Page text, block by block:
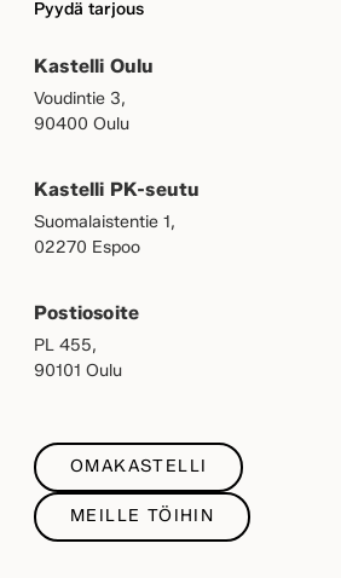
Pyydä tarjous
Kastelli Oulu
Voudintie 3,
90400 Oulu
Kastelli PK-seutu
Suomalaistentie 1,
02270 Espoo
Postiosoite
PL 455,
90101 Oulu
OMAKASTELLI
MEILLE TÖIHIN